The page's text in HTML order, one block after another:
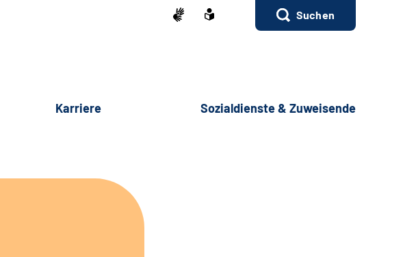
Suchen
Karriere Sozialdienste & Zuweisende